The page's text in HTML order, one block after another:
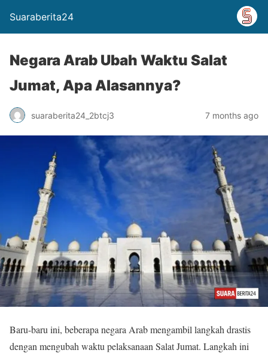
Suaraberita24
Negara Arab Ubah Waktu Salat
Jumat, Apa Alasannya?
suaraberita24_2btcj3 7 months ago
Baru-baru ini, beberapa negara Arab mengambil langkah drastis
dengan mengubah waktu pelaksanaan Salat Jumat. Langkah ini